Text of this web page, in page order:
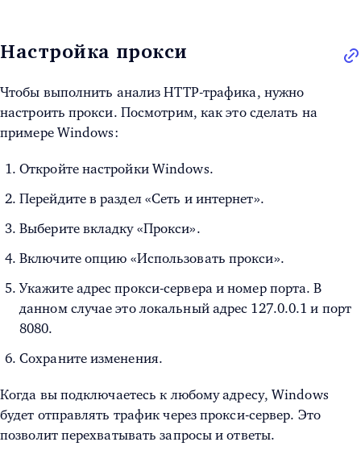
Настройка прокси
Чтобы выполнить анализ HTTP-трафика, нужно
настроить прокси. Посмотрим, как это сделать на
примере Windows:
Откройте настройки Windows.
Перейдите в раздел «Сеть и интернет».
Выберите вкладку «Прокси».
Включите опцию «Использовать прокси».
Укажите адрес прокси-сервера и номер порта. В
данном случае это локальный адрес 127.0.0.1 и порт
8080.
Сохраните изменения.
Когда вы подключаетесь к любому адресу, Windows
будет отправлять трафик через прокси-сервер. Это
позволит перехватывать запросы и ответы.